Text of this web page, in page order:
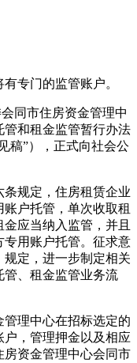
专门的监管账户。
同市住房资金管理中
和租金监管暂行办法
稿”），正式向社会公
规定，住房租赁企业
户托管，单次收取租
应当纳入监管，并且
用账户托管。征求意
规定，进一步制定相关
管、租金监管业务流
理中心在招标选定的
，管理押金以及相应
资金管理中心会同市